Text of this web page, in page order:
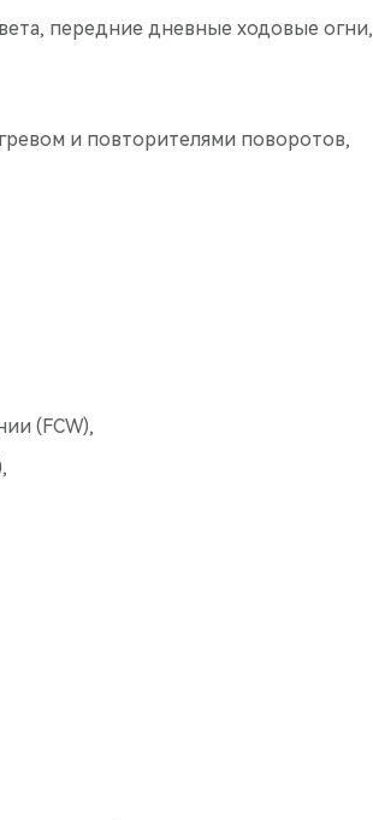
передние дневные ходовые огни,
и повторителями поворотов,
(FCW),